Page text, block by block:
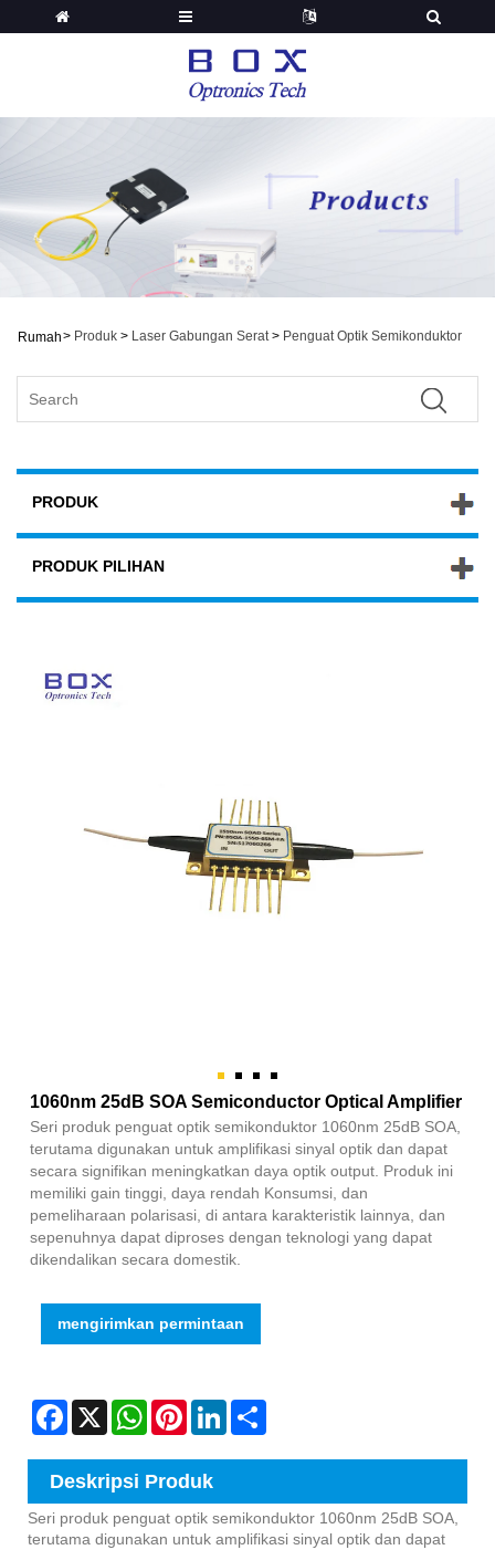
Rumah> Produk > Laser Gabungan Serat> Penguat Optik Semikonduktor
PRODUK
PRODUK PILIHAN
1060nm 25dB SOA Semiconductor Optical Amplifier
Seri produk penguat optik semikonduktor 1060nm 25dB SOA,
terutama digunakan untuk amplifikasi sinyal optik dan dapat
secara signifikan meningkatkan daya optik output. Produk ini
memiliki gain tinggi, daya rendah Konsumsi, dan
pemeliharaan polarisasi, di antara karakteristik lainnya, dan
sepenuhnya dapat diproses dengan teknologi yang dapat
dikendalikan secara domestik.
mengirimkan permintaan
Facebook
X WhatsAppPinterestLinkedIn
Deskripsi Produk
Seri produk penguat optik semikonduktor 1060nm 25dB SOA,
terutama digunakan untuk amplifikasi sinyal optik dan dapat